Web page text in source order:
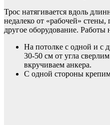
Трос натягивается вдоль
недалеко от «рабочей» стены,
другое оборудование. Работы
На потолке с одной и с
30-50 см от угла
вкручиваем анкера.
С одной стороны